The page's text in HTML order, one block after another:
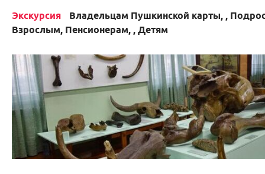
Экскурсия
Владельцам Пушкинской карты, ,
Взрослым, Пенсионерам, , Детям